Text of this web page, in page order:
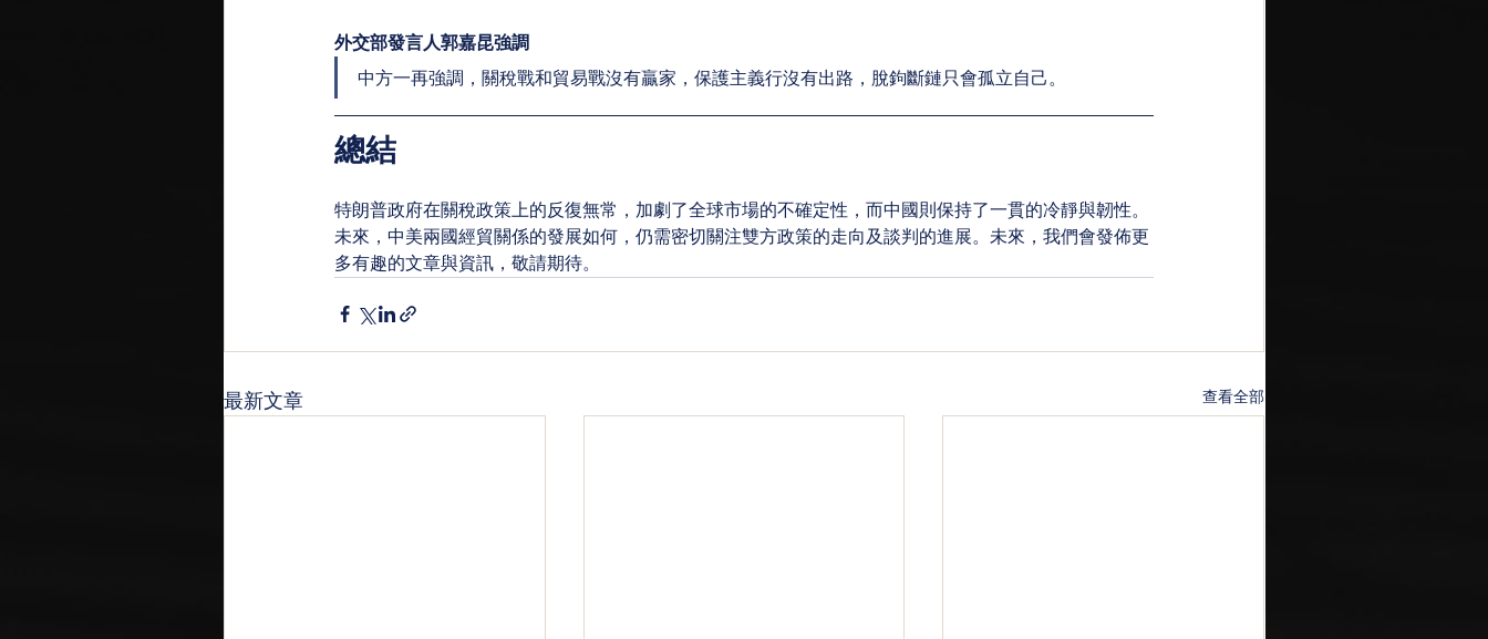
外交部發言人郭嘉昆強調
中方一再強調，關稅戰和貿易戰沒有贏家，保護主義行沒有出路，脫鉤斷鏈只會孤立自己。
總結
特朗普政府在關稅政策上的反復無常，加劇了全球市場的不確定性，而中國則保持了一貫的冷靜與韌性。
未來，中美兩國經貿關係的發展如何，仍需密切關注雙方政策的走向及談判的進展。未來，我們會發佈更
多有趣的文章與資訊，敬請期待。
最新文章 查看全部